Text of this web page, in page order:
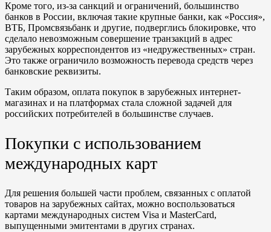
Кроме того, из-за санкций и ограничений, большинство
банков в России, включая такие крупные банки, как «Россия»,
ВТБ, Промсвязьбанк и другие, подверглись блокировке, что
сделало невозможным совершение транзакций в адрес
зарубежных корреспондентов из «недружественных» стран.
Это также ограничило возможность перевода средств через
банковские реквизиты.
Таким образом, оплата покупок в зарубежных интернет-
магазинах и на платформах стала сложной задачей для
российских потребителей в большинстве случаев.
Покупки с использованием
международных карт
Для решения большей части проблем, связанных с оплатой
товаров на зарубежных сайтах, можно воспользоваться
картами международных систем Visa и MasterCard,
выпущенными эмитентами в других странах.